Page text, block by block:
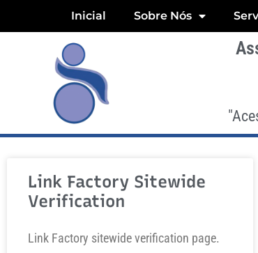
Inicial Sobre Nós
Link Factory Sitewide
Verification
Link Factory sitewide verification page.